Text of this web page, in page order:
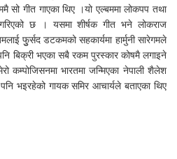
सो गीत गाएका थिए ।यो एल्बममा लोकपप तथा
छ । यसमा शीर्षक गीत भने लोकराज
फुुर्सद डटकमको सहकार्यमा हार्मुनी सारेगमले
बिक्री भएका सबै रकम पुरस्कार कोषमै लगाइने
कम्पोजिसनमा भारतमा जन्मिएका नेपाली शैलेश
पनि भइरहेको गायक समिर आचार्यले बताएका थिए